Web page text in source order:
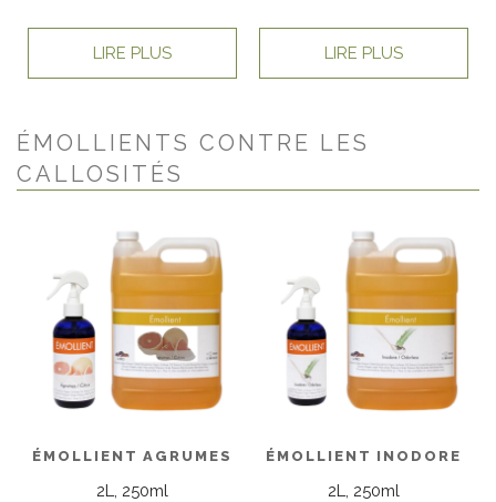
LIRE PLUS LIRE PLUS
ÉMOLLIENTS CONTRE LES
CALLOSITÉS
ÉMOLLIENT AGRUMES
2L, 250ml
ÉMOLLIENT INODORE
2L, 250ml